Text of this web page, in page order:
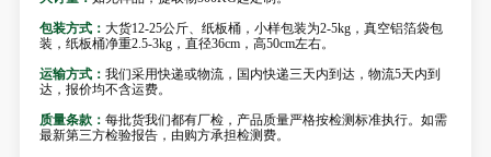
包装方式： 大货12-25公斤、纸板桶，小样包装为2-5kg，真空铝箔袋包
装，纸板桶净重2.5-3kg，直径36cm，高50cm左右。
运输方式： 我们采用快递或物流，国内快递三天内到达，物流5天内到
达，报价均不含运费。
质量条款： 每批货我们都有厂检，产品质量严格按检测标准执行。如需
最新第三方检验报告，由购方承担检测费。